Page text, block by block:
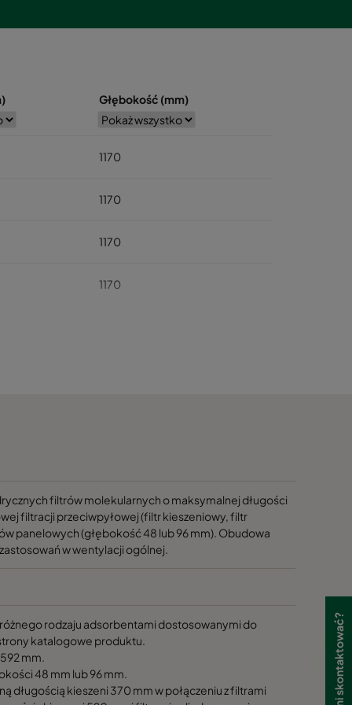
Głębokość (mm)
1170
1170
1170
1170
1170
1170
1170
1170
filtrów molekularnych o maksymalnej długości
filtracji przeciwpyłowej (filtr kieszeniowy, filtr
panelowych (głębokość 48 lub 96 mm). Obudowa
w wentylacji ogólnej.
rodzaju adsorbentami dostosowanymi do
katalogowe produktu.
mm.
48 mm lub 96 mm.
długością kieszeni 370 mm w połączeniu z filtrami